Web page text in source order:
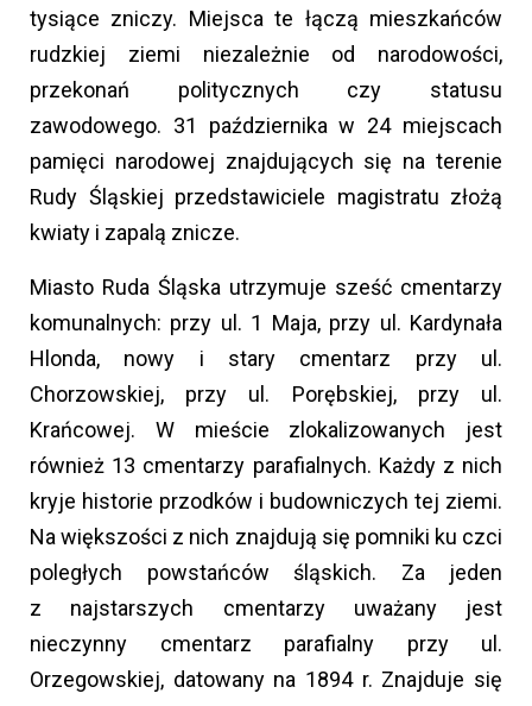
tysiące zniczy. Miejsca te łączą mieszkańców
rudzkiej ziemi niezależnie od narodowości,
przekonań politycznych czy statusu
zawodowego. 31 października w 24 miejscach
pamięci narodowej znajdujących się na terenie
Rudy Śląskiej przedstawiciele magistratu złożą
kwiaty i zapalą znicze.
Miasto Ruda Śląska utrzymuje sześć cmentarzy
komunalnych: przy ul. 1 Maja, przy ul. Kardynała
Hlonda, nowy i stary cmentarz przy ul.
Chorzowskiej, przy ul. Porębskiej, przy ul.
Krańcowej. W mieście zlokalizowanych jest
również 13 cmentarzy parafialnych. Każdy z nich
kryje historie przodków i budowniczych tej ziemi.
Na większości z nich znajdują się pomniki ku czci
poległych powstańców śląskich. Za jeden
z najstarszych cmentarzy uważany jest
nieczynny cmentarz parafialny przy ul.
Orzegowskiej, datowany na 1894 r. Znajduje się